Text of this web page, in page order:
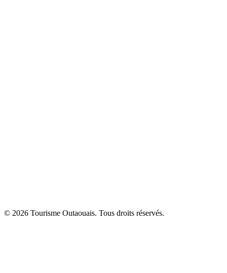
© 2026 Tourisme Outaouais. Tous droits réservés.